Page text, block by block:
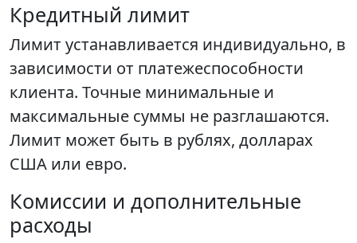
Кредитный лимит
Лимит устанавливается индивидуально, в
зависимости от платежеспособности
клиента. Точные минимальные и
максимальные суммы не разглашаются.
Лимит может быть в рублях, долларах
США или евро.
Комиссии и дополнительные
расходы